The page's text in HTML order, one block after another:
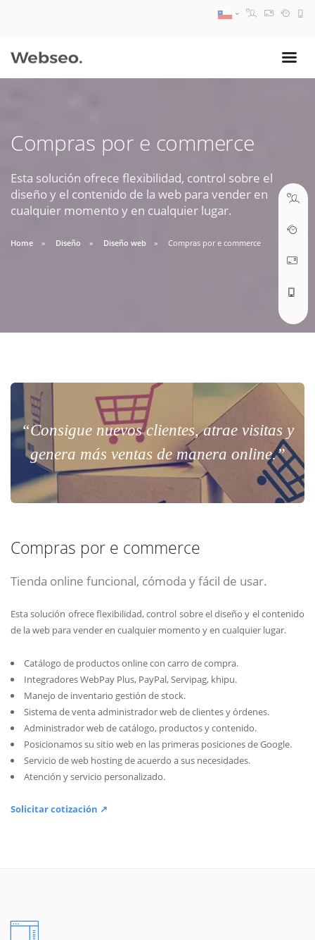
Compras por e commerce
Esta solución ofrece flexibilidad, control sobre el
diseño y el contenido de la web para vender en
cualquier momento y en cualquier lugar.
Home Diseño Diseño web Compras por e commerce
“Consigue nuevos clientes, atrae visitas y
genera más ventas de manera online.”
Compras por e commerce
Tienda online funcional, cómoda y fácil de usar.
Esta solución ofrece flexibilidad, control sobre el diseño y el contenido
de la web para vender en cualquier momento y en cualquier lugar.
Catálogo de productos online con carro de compra.
Integradores WebPay Plus, PayPal, Servipag, khipu.
Manejo de inventario gestión de stock.
Sistema de venta administrador web de clientes y órdenes.
Administrador web de catálogo, productos y contenido.
Posicionamos su sitio web en las primeras posiciones de Google.
Servicio de web hosting de acuerdo a sus necesidades.
Atención y servicio personalizado.
Solicitar cotización ↗
09:30 AM A 18:30 PM
soporte@webseo.cl
ABRIR TICKET